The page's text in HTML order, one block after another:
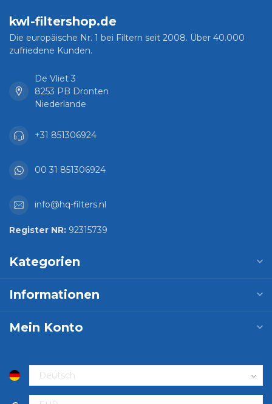
kwl-filtershop.de
Die europäische Nr. 1 bei Filtern seit 2008. Über 40.000
zufriedene Kunden.
De Vliet 3
8253 PB Dronten
Niederlande
+31 851306924
00 31 851306924
info@hq-filters.nl
Register NR: 92315739
Kategorien
Informationen
Mein Konto